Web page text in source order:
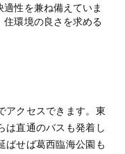
性を兼ね備えていま
環境の良さを求める
アクセスできます。東
は直通のバスも発着し
ばせば葛西臨海公園も